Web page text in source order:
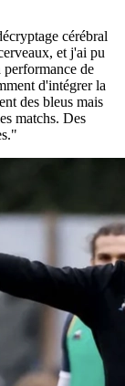
cérébral
et j'ai pu
de
d'intégrer la
des bleus mais
matchs. Des